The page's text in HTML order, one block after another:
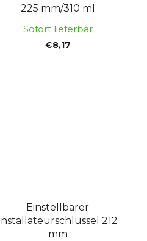
225 mm/310 ml
Sofort lieferbar
€8,17
Einstellbarer
212
mm